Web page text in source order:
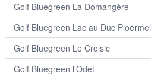
Golf Bluegreen La Domangère
Golf Bluegreen Lac au Duc Ploërmel
Golf Bluegreen Le Croisic
Golf Bluegreen l’Odet